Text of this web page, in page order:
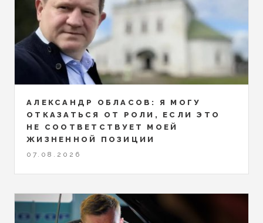
АЛЕКСАНДР ОБЛАСОВ: Я МОГУ
ОТКАЗАТЬСЯ ОТ РОЛИ, ЕСЛИ ЭТО
НЕ СООТВЕТСТВУЕТ МОЕЙ
ЖИЗНЕННОЙ ПОЗИЦИИ
07.08.2026